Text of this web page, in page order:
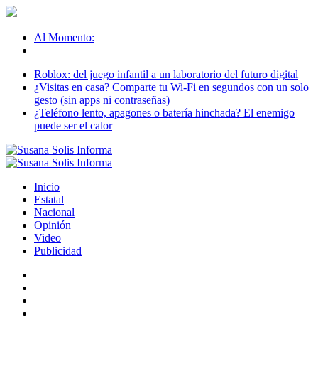
Al Momento:
Roblox: del juego infantil a un laboratorio del futuro digital
¿Visitas en casa? Comparte tu Wi-Fi en segundos con un solo
gesto (sin apps ni contraseñas)
¿Teléfono lento, apagones o batería hinchada? El enemigo
puede ser el calor
Inicio
Estatal
Nacional
Opinión
Video
Publicidad